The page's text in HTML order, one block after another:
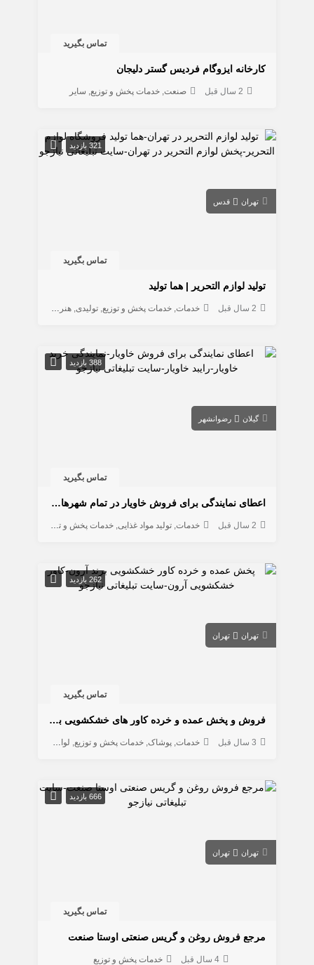
تماس بگیرید
کارخانه ایزوگام فردیس گستر دلیجان
2 سال قبل صنعت خدمات پخش و توزیع سایر
321 بازدید
تهران قدس
تماس بگیرید
تولید لوازم التحریر | هما تولید
2 سال قبل خدمات خدمات پخش و توزیع تولیدی هنری
388 بازدید
گیلان رضوانشهر
تماس بگیرید
اعطای نمایندگی برای فروش خاویار در تمام شهرهای ایران
2 سال قبل خدمات تولید مواد غذایی خدمات پخش و توزیع
262 بازدید
تهران تهران
تماس بگیرید
فروش و پخش عمده و خرده کاور های خشکشویی برند آرون
3 سال قبل خدمات پوشاک خدمات پخش و توزیع لوازم خانگی و شخصی
666 بازدید
تهران تهران
تماس بگیرید
مرجع فروش روغن و گریس صنعتی اوستا صنعت
4 سال قبل خدمات پخش و توزیع